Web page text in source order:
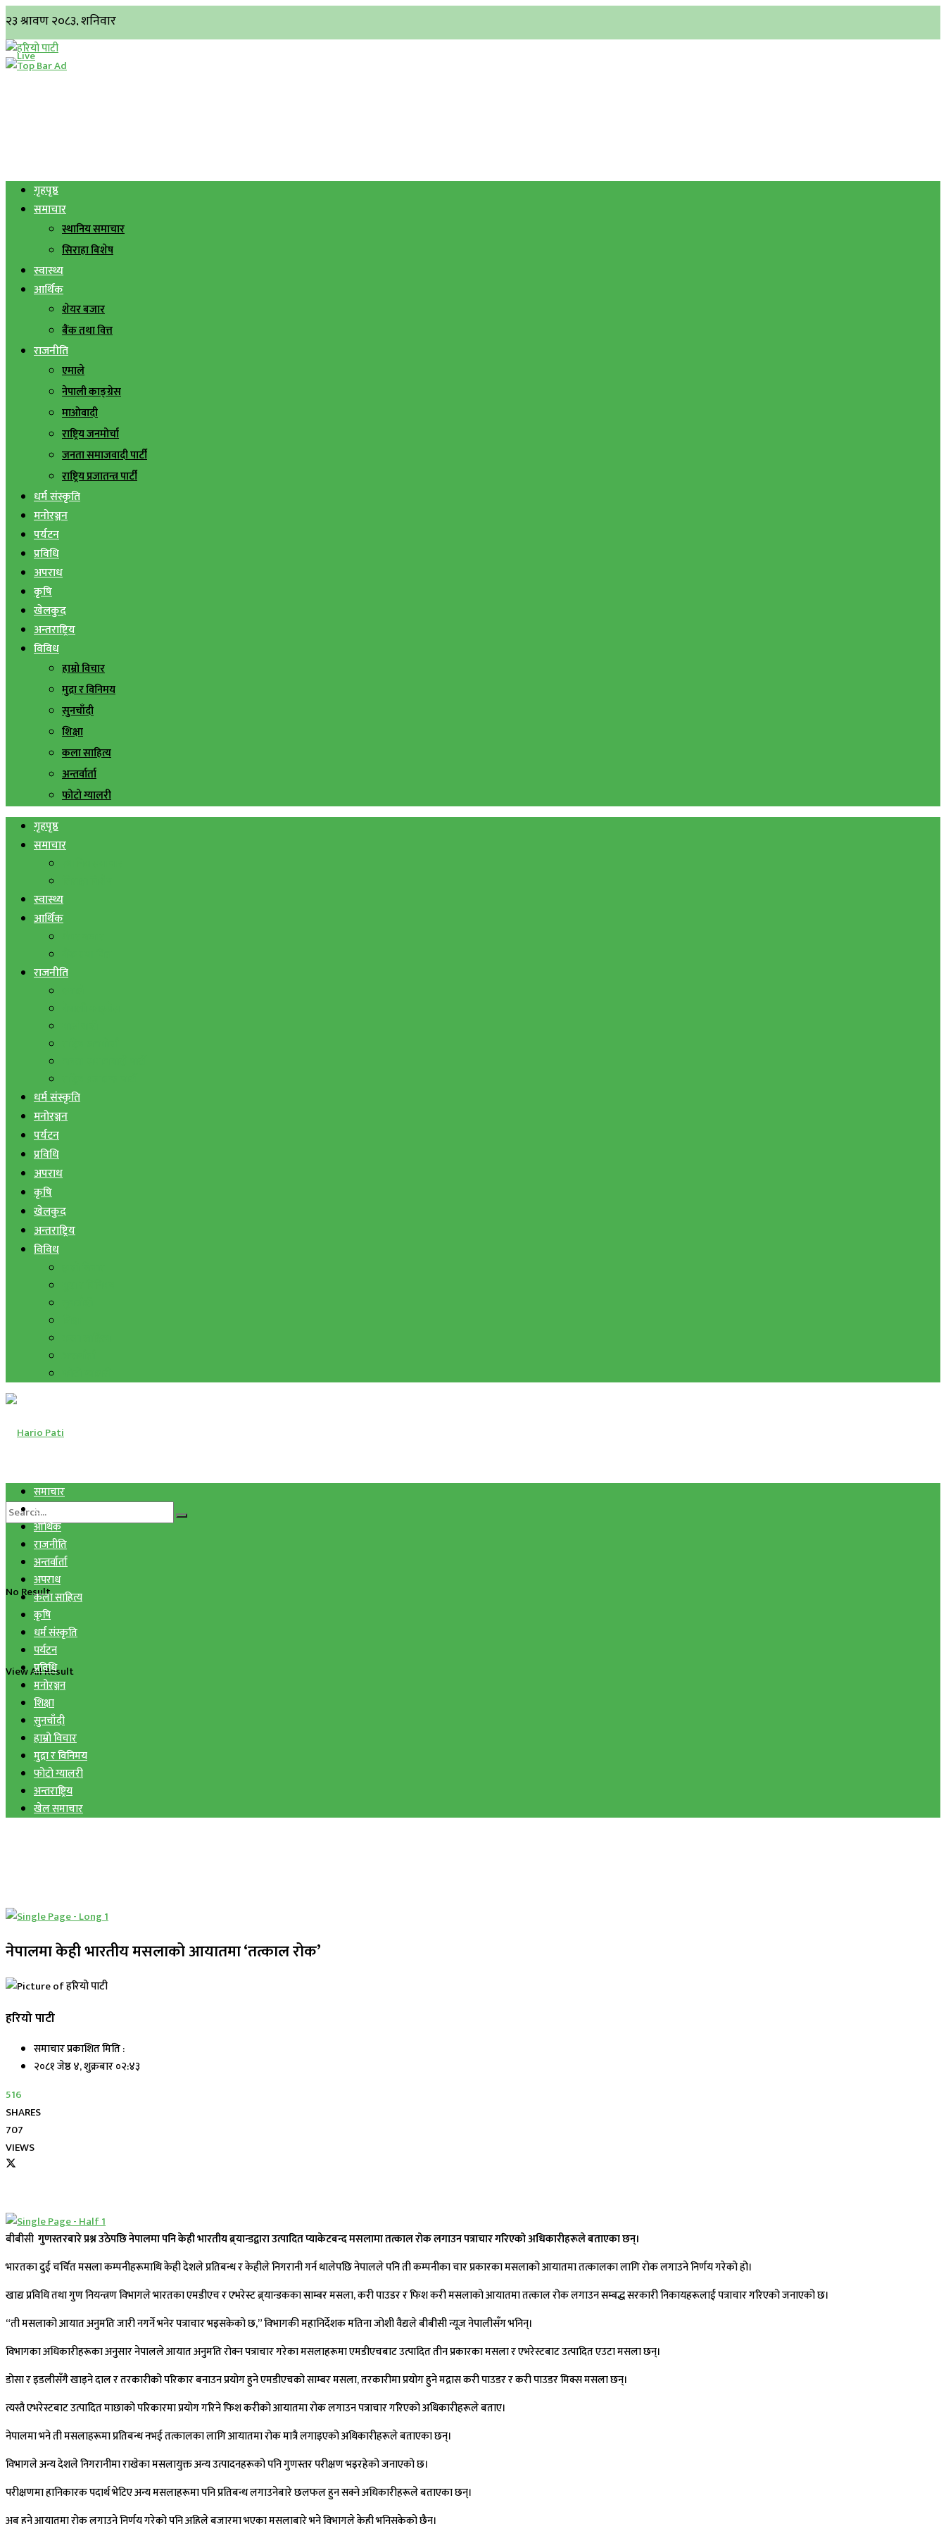
गृहपृष्ठ
समाचार
स्थानिय समाचार
सिराहा बिशेष
स्वास्थ्य
आर्थिक
शेयर बजार
बैंक तथा वित्त
राजनीति
एमाले
नेपाली काङ्ग्रेस
माओवादी
राष्ट्रिय जनमोर्चा
जनता समाजवादी पार्टी
राष्ट्रिय प्रजातन्त्र पार्टी
धर्म संस्कृति
मनोरञ्जन
पर्यटन
प्रविधि
अपराध
कृषि
खेलकुद
अन्तराष्ट्रिय
विविध
हाम्रो विचार
मुद्रा र विनिमय
सुनचाँदी
शिक्षा
कला साहित्य
अन्तर्वार्ता
फोटो ग्यालरी
गृहपृष्ठ
समाचार
स्वास्थ्य
आर्थिक
राजनीति
धर्म संस्कृति
मनोरञ्जन
पर्यटन
प्रविधि
अपराध
कृषि
खेलकुद
अन्तराष्ट्रिय
विविध
No Result
View All Result
समाचार
स्वास्थ्य
आर्थिक
राजनीति
अन्तर्वार्ता
अपराध
कला साहित्य
कृषि
धर्म संस्कृति
पर्यटन
प्रविधि
मनोरञ्जन
शिक्षा
सुनचाँदी
हाम्रो विचार
मुद्रा र विनिमय
फोटो ग्यालरी
अन्तराष्ट्रिय
खेल समाचार
नेपालमा केही भारतीय मसलाको आयातमा ‘तत्काल रोक’
हरियो पाटी
समाचार प्रकाशित मिति :
२०८१ जेष्ठ ४, शुक्रबार ०२:४३
516
SHARES
707
VIEWS
बीबीसी गुणस्तरबारे प्रश्न उठेपछि नेपालमा पनि केही भारतीय ब्र्यान्डद्वारा उत्पादित प्याकेटबन्द मसलामा तत्काल रोक लगाउन पत्राचार गरिएको अधिकारीहरूले बताएका छन्।
भारतका दुई चर्चित मसला कम्पनीहरूमाथि केही देशले प्रतिबन्ध र केहीले निगरानी गर्न थालेपछि नेपालले पनि ती कम्पनीका चार प्रकारका मसलाको आयातमा तत्कालका लागि रोक लगाउने निर्णय गरेको हो।
खाद्य प्रविधि तथा गुण नियन्त्रण विभागले भारतका एमडीएच र एभरेस्ट ब्र्यान्डकका साम्बर मसला, करी पाउडर र फिश करी मसलाको आयातमा तत्काल रोक लगाउन सम्बद्ध सरकारी निकायहरूलाई पत्राचार गरिएको जनाएको छ।
“ती मसलाको आयात अनुमति जारी नगर्ने भनेर पत्राचार भइसकेको छ,” विभागकी महानिर्देशक मतिना जोशी वैद्यले बीबीसी न्यूज नेपालीसँग भनिन्।
विभागका अधिकारीहरूका अनुसार नेपालले आयात अनुमति रोक्न पत्राचार गरेका मसलाहरूमा एमडीएचबाट उत्पादित तीन प्रकारका मसला र एभरेस्टबाट उत्पादित एउटा मसला छन्।
डोसा र इडलीसँगै खाइने दाल र तरकारीको परिकार बनाउन प्रयोग हुने एमडीएचको साम्बर मसला, तरकारीमा प्रयोग हुने मद्रास करी पाउडर र करी पाउडर मिक्स मसला छन्।
त्यस्तै एभरेस्टबाट उत्पादित माछाको परिकारमा प्रयोग गरिने फिश करीको आयातमा रोक लगाउन पत्राचार गरिएको अधिकारीहरूले बताए।
नेपालमा भने ती मसलाहरूमा प्रतिबन्ध नभई तत्कालका लागि आयातमा रोक मात्रै लगाइएको अधिकारीहरूले बताएका छन्।
विभागले अन्य देशले निगरानीमा राखेका मसलायुक्त अन्य उत्पादनहरूको पनि गुणस्तर परीक्षण भइरहेको जनाएको छ।
परीक्षणमा हानिकारक पदार्थ भेटिए अन्य मसलाहरूमा पनि प्रतिबन्ध लगाउनेबारे छलफल हुन सक्ने अधिकारीहरूले बताएका छन्।